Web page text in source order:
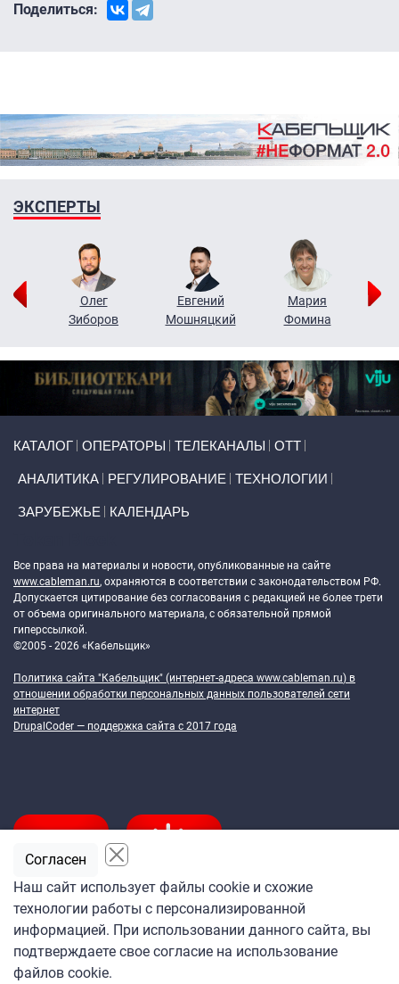
Поделиться:
ЭКСПЕРТЫ
Олег
Зиборов
Евгений
Мошняцкий
Мария
Фомина
КАТАЛОГ ОПЕРАТОРЫ ТЕЛЕКАНАЛЫ ОТТ
АНАЛИТИКА РЕГУЛИРОВАНИЕ ТЕХНОЛОГИИ
ЗАРУБЕЖЬЕ КАЛЕНДАРЬ
Все права на материалы и новости, опубликованные на сайте
www.cableman.ru, охраняются в соответствии с законодательством РФ.
Допускается цитирование без согласования с редакцией не более трети
от объема оригинального материала, с обязательной прямой
гиперссылкой.
©2005 - 2026 «Кабельщик»
Политика сайта "Кабельщик" (интернет-адреса www.cableman.ru) в
отношении обработки персональных данных пользователей сети
интернет
DrupalCoder — поддержка сайта c 2017 года
Подпишитесь
на ежедневную рассылку
«Кабельщика»
Наш сайт использует файлы cookie и схожие
технологии работы с персонализированной
информацией. При использовании данного сайта, вы
подтверждаете свое согласие на использование
файлов cookie.
Согласен